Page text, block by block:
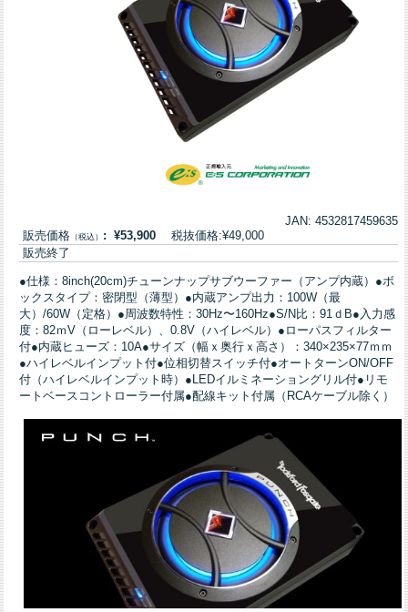
JAN: 4532817459635
販売価格 （税込） : ¥53,900 税抜価格:¥49,000
販売終了
●仕様：8inch(20cm)チューンナップサブウーファー（アンプ内蔵）●ボ
ックスタイプ：密閉型（薄型）●内蔵アンプ出力：100W（最
大）/60W（定格）●周波数特性：30Hz〜160Hz●S/N比：91ｄB●入力感
度：82ｍV（ローレベル）、0.8V（ハイレベル）●ローパスフィルター
付●内蔵ヒューズ：10A●サイズ（幅ｘ奥行ｘ高さ）：340×235×77ｍｍ
●ハイレベルインプット付●位相切替スイッチ付●オートターンON/OFF
付（ハイレベルインプット時）●LEDイルミネーショングリル付●リモ
ートベースコントローラー付属●配線キット付属（RCAケーブル除く）